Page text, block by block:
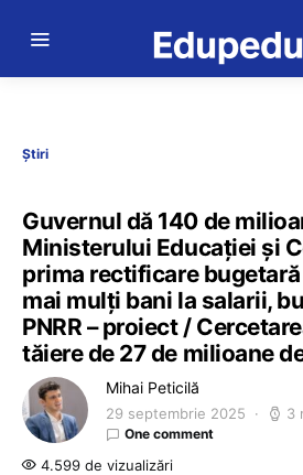
Știri
Guvernul dă 140 de
Ministerului Educației și
prima rectificare
mai mulți bani la salarii,
PNRR – proiect /
tăiere de 27 de milioane
Mihai Peticilă
29 septembrie 2025 3
One comment
4.599 de vizualizări